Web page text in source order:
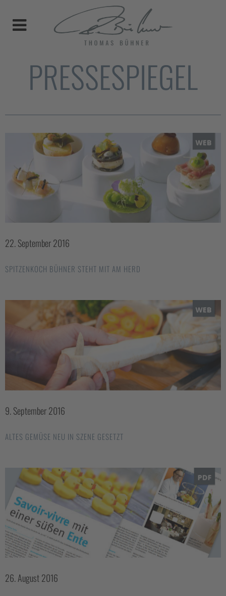
PRESSESPIEGEL
22. September 2016
SPITZENKOCH BÜHNER STEHT MIT AM HERD
9. September 2016
ALTES GEMÜSE NEU IN SZENE GESETZT
26. August 2016